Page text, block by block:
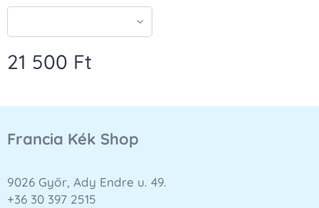
21 500 Ft
Francia Kék Shop
9026 Győr, Ady Endre u. 49.
+36 30 397 2515